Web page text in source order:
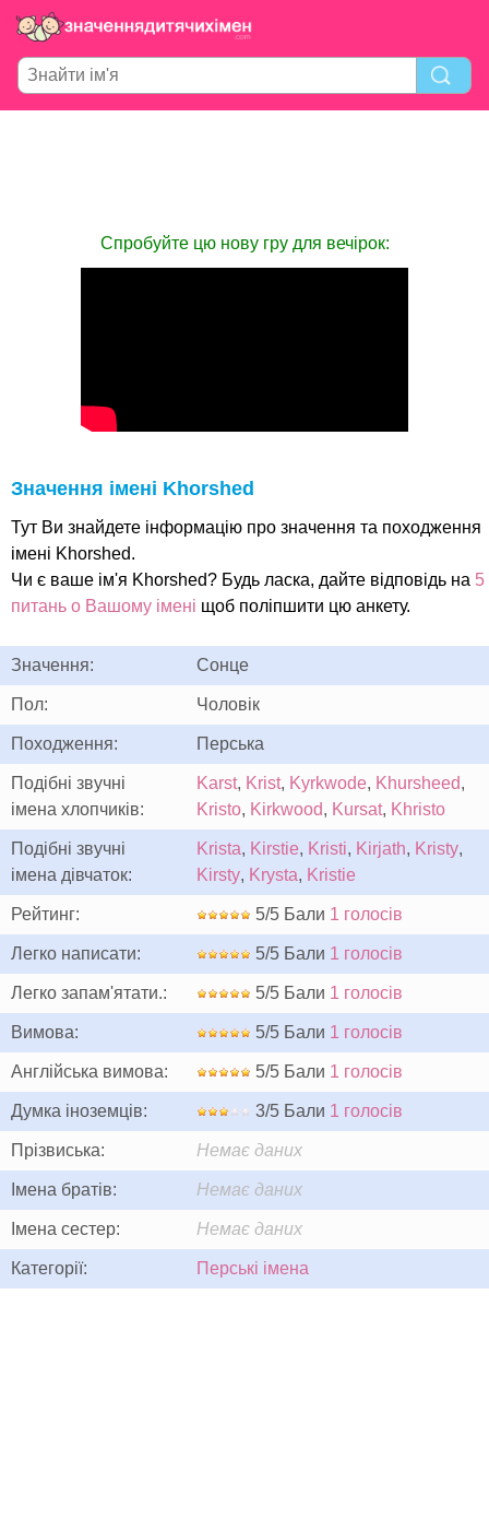
Спробуйте цю нову гру для вечірок:
Значення імені Khorshed
Тут Ви знайдете інформацію про значення та походження
імені Khorshed.
Чи є ваше ім'я Khorshed? Будь ласка, дайте відповідь на 5
питань о Вашому імені щоб поліпшити цю анкету.
Значення: Сонце
Пол: Чоловік
Походження: Перська
Подібні звучні
імена хлопчиків:
Karst, Krist, Kyrkwode, Khursheed,
Kristo, Kirkwood, Kursat, Khristo
Подібні звучні
імена дівчаток:
Krista, Kirstie, Kristi, Kirjath, Kristy,
Kirsty, Krysta, Kristie
Рейтинг: 5/5 Бали 1 голосів
Легко написати: 5/5 Бали 1 голосів
Легко запам'ятати.: 5/5 Бали 1 голосів
Вимова: 5/5 Бали 1 голосів
Англійська вимова: 5/5 Бали 1 голосів
Думка іноземців: 3/5 Бали 1 голосів
Прізвиська: Немає даних
Імена братів: Немає даних
Імена сестер: Немає даних
Категорії: Перські імена